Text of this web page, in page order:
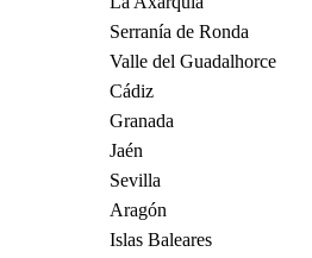
Serranía de Ronda
Valle del Guadalhorce
Cádiz
Granada
Jaén
Sevilla
Aragón
Islas Baleares